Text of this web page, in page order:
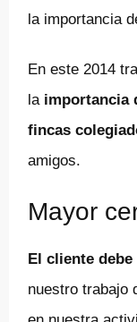
la importancia
En este 2014
la importancia
fincas
amigos.
Mayor
El cliente
nuestro trabajo